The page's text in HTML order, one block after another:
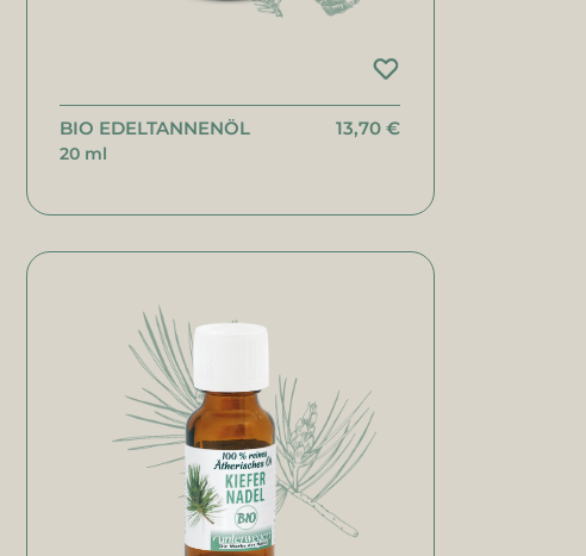
BIO EDELTANNENÖL
20 ml
13,70 €